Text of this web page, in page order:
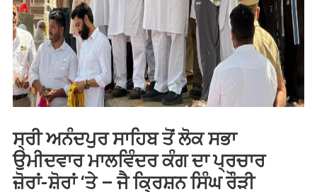
ਸ੍ਰੀ ਅਨੰਦਪੁਰ ਸਾਹਿਬ ਤੋਂ ਲੋਕ ਸਭਾ
ਉਮੀਦਵਾਰ ਮਾਲਵਿੰਦਰ ਕੰਗ ਦਾ ਪ੍ਰਚਾਰ
ਜ਼ੋਰਾਂ-ਸ਼ੋਰਾਂ ‘ਤੇ – ਜੈ ਕ੍ਰਿਸ਼ਨ ਸਿੰਘ ਰੌੜੀ